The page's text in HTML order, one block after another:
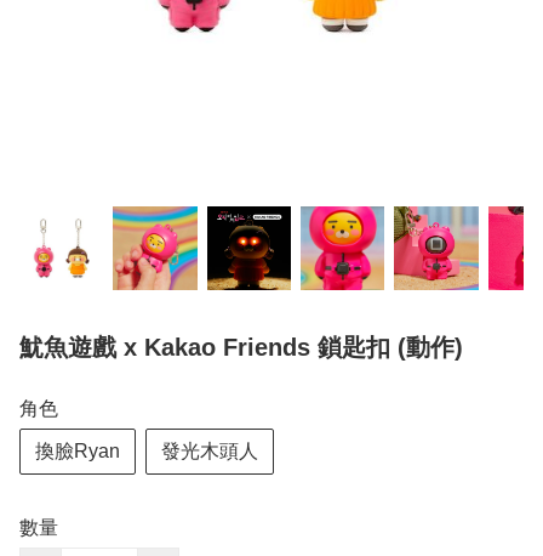
魷魚遊戲 x Kakao Friends 鎖匙扣 (動作)
角色
換臉Ryan 發光木頭人
數量